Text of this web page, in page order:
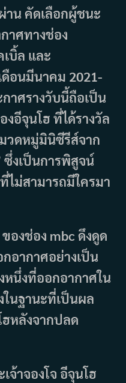
าน คัดเลือกผู้ชนะ
าศทางช่อง
บิ้ล และ
อนมีนาคม 2021-
าศรางวับนี้ถือเป็น
อีจุนโฮ ที่ได้รางวัล
วดหมู่มินิซีรีส์จาก
ซึ่งเป็นการพิสูจน์
ไม่สามารถมีใครมา
องช่อง mbc ดึงดูด
อากาศอย่างเป็น
หนึ่งที่ออกอากาศใน
นฐานะที่เป็นผล
หลังจากปลด
จ้าจองโจ อีจุนโฮ